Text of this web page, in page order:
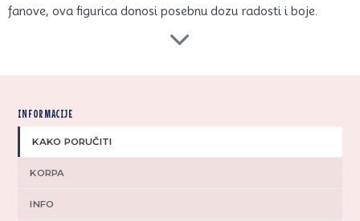
fanove, ova figurica donosi posebnu dozu radosti i boje.
INFORMACIJE
KAKO PORUČITI
KORPA
INFO